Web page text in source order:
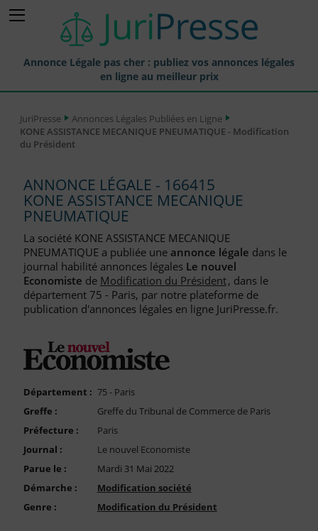
Annonce Légale pas cher : publiez vos annonces légales
en ligne au meilleur prix
Annonces Légales Publiées
Journaux Habilités (JAL) Annonces Légales
Départements pour la Publication d'Annonces Légales
Liste des Greffes
Liste des CCI
Le Blog pour les Entreprises
Nous Contacter
JuriPresse
Annonces Légales Publiées en Ligne
KONE ASSISTANCE MECANIQUE PNEUMATIQUE - Modification
du Président
ANNONCE LÉGALE - 166415
KONE ASSISTANCE MECANIQUE
PNEUMATIQUE
La société KONE ASSISTANCE MECANIQUE
PNEUMATIQUE a publiée une annonce légale dans le
journal habilité annonces légales Le nouvel
Economiste de Modification du Président, dans le
département 75 - Paris, par notre plateforme de
publication d'annonces légales en ligne JuriPresse.fr.
Département : 75 - Paris
Greffe :
Greffe du Tribunal de Commerce de Paris
Préfecture :
Paris
Journal :
Le nouvel Economiste
Parue le :
Mardi 31 Mai 2022
Démarche :
Modification société
Genre :
Modification du Président